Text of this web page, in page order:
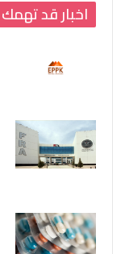
اخبار قد تهمك